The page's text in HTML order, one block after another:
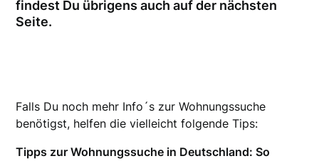
findest Du übrigens auch auf der nächsten
Seite.
Falls Du noch mehr Info´s zur Wohnungssuche
benötigst, helfen die vielleicht folgende Tips:
Tipps zur Wohnungssuche in Deutschland: So